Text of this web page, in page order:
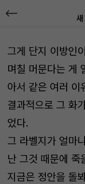
그게 단지 이방인
며칠 머문다는 게
아서 같은 여러 이
결과적으로 그 화
었다.
그 라벨지가 얼마
난 그것 때문에 죽
지금은 정안을 돌